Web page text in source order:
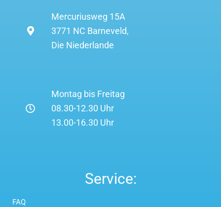
Mercuriusweg 15A
3771 NC Barneveld,
Die Niederlande
Montag bis Freitag
08.30-12.30 Uhr
13.00-16.30 Uhr
Service:
FAQ